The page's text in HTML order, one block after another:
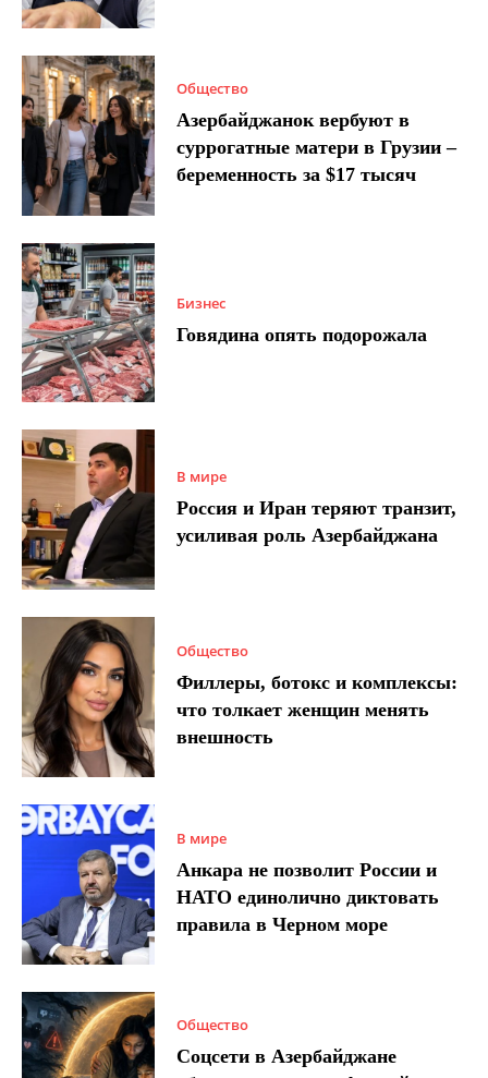
Общество
Азербайджанок вербуют в
суррогатные матери в Грузии –
беременность за $17 тысяч
Бизнес
Говядина опять подорожала
В мире
Россия и Иран теряют транзит,
усиливая роль Азербайджана
Общество
Филлеры, ботокс и комплексы:
что толкает женщин менять
внешность
В мире
Анкара не позволит России и
НАТО единолично диктовать
правила в Черном море
Общество
Соцсети в Азербайджане